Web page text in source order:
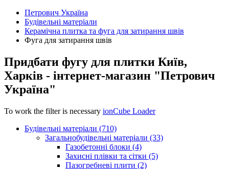
Петрович Україна
Будівельні матеріали
Керамічна плитка та фуга для затирання швів
Фуга для затирання швів
Придбати фугу для плитки Київ,
Харків - інтернет-магазин "Петрович
Україна"
To work the filter is necessary ionCube Loader
Будівельні матеріали (710)
Загальнобудівельні матеріали (33)
Газобетонні блоки (4)
Захисні плівки та сітки (5)
Пазогребневі плити (2)